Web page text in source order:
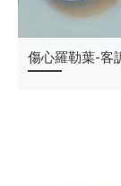
惡意的英國旅客
傷心羅勒葉-客